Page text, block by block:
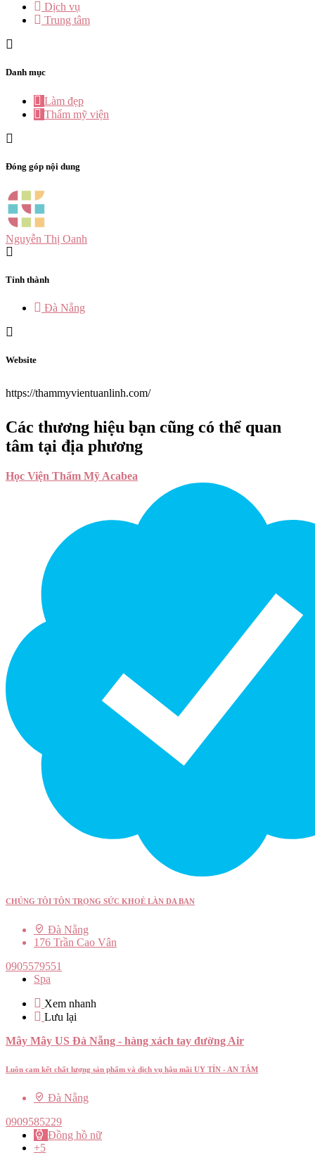
Dịch vụ
Trung tâm
Danh mục
Làm đẹp
Thẩm mỹ viện
Đóng góp nội dung
Nguyễn Thị Oanh
Tỉnh thành
Đà Nẵng
Website
https://thammyvientuanlinh.com/
Các thương hiệu bạn cũng có thể quan
tâm tại địa phương
Học Viện Thẩm Mỹ Acabea
CHÚNG TÔI TÔN TRỌNG SỨC KHOẺ LÀN DA BẠN
Đà Nẵng
176 Trần Cao Vân
0905579551
Spa
Xem nhanh
Lưu lại
Mây Mây US Đà Nẵng - hàng xách tay đường Air
Luôn cam kết chất lượng sản phẩm và dịch vụ hậu mãi UY TÍN - AN TÂM
Đà Nẵng
0909585229
Đồng hồ nữ
+5